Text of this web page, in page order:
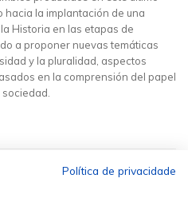
hacia la implantación de una
Historia en las etapas de
a proponer nuevas temáticas
y la pluralidad, aspectos
en la comprensión del papel
Política de privacidade